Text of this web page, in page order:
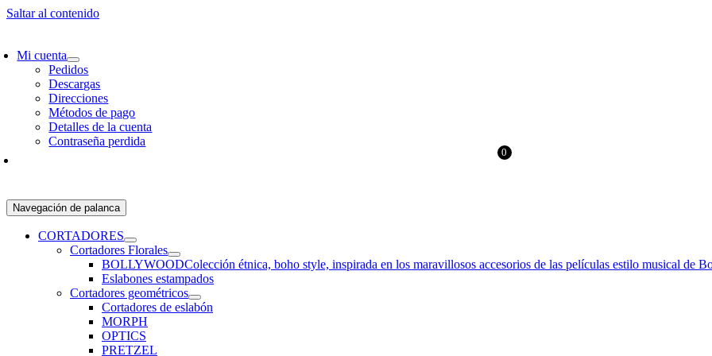
Saltar al contenido
Mi cuenta
Pedidos
Descargas
Direcciones
Métodos de pago
Detalles de la cuenta
Contraseña perdida
0
Navegación de palanca
CORTADORES
Cortadores Florales
BOLLYWOODColección étnica, boho style, inspirada en los maravillosos accesorios de las películas estilo musical de
Eslabones estampados
Cortadores geométricos
Cortadores de eslabón
MORPH
OPTICS
PRETZEL